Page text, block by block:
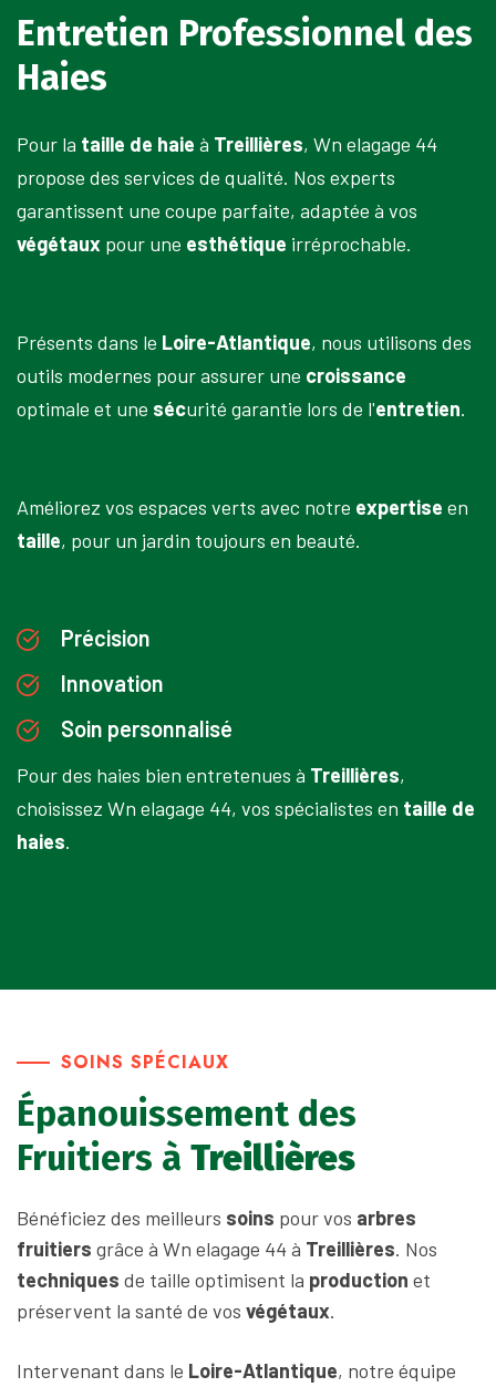
Entretien Professionnel des
Haies
Pour la taille de haie à Treillières, Wn elagage 44
propose des services de qualité. Nos experts
garantissent une coupe parfaite, adaptée à vos
végétaux pour une esthétique irréprochable.
Présents dans le Loire-Atlantique, nous utilisons des
outils modernes pour assurer une croissance
optimale et une sécurité garantie lors de l'entretien.
Améliorez vos espaces verts avec notre expertise en
taille, pour un jardin toujours en beauté.
Précision
Innovation
Soin personnalisé
Pour des haies bien entretenues à Treillières,
choisissez Wn elagage 44, vos spécialistes en taille de
haies.
SOINS SPÉCIAUX
Épanouissement des
Fruitiers à Treillières
Bénéficiez des meilleurs soins pour vos arbres
fruitiers grâce à Wn elagage 44 à Treillières. Nos
techniques de taille optimisent la production et
préservent la santé de vos végétaux.
Intervenant dans le Loire-Atlantique, notre équipe